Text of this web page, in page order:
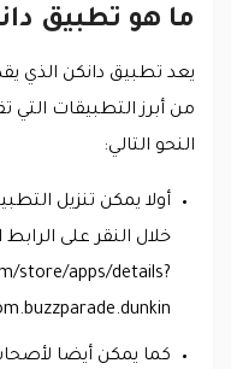
ما هو تطبيق
يعد تطبيق دانكن الذي
من أبرز التطبيقات التي
النحو التالي:
أولا يمكن تنزيل
خلال النقر على الرابط
store/apps/details?
كما يمكن أيضا